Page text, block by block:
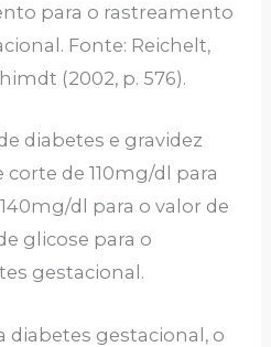
para o rastreamento
Fonte: Reichelt,
(2002, p. 576).
diabetes e gravidez
de 110mg/dl para
dl para o valor de
glicose para o
gestacional.
diabetes gestacional, o